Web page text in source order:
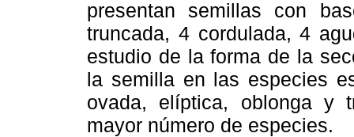
presentan semillas con
truncada, 4 cordulada, 4
estudio de la forma de la
la semilla en las especies
ovada, elíptica, oblonga y
mayor número de especies.